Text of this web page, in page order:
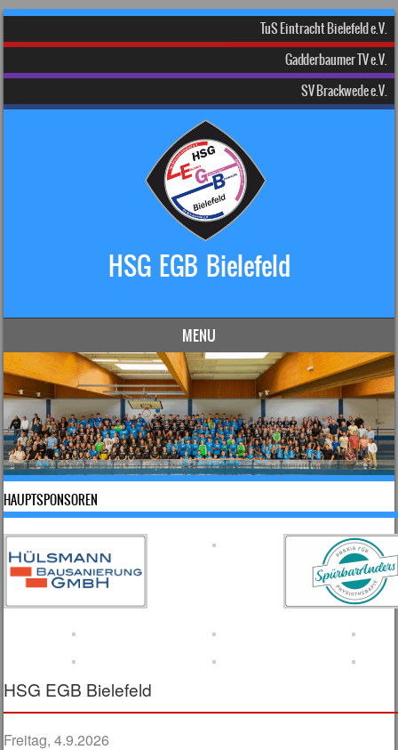
TuS Eintracht Bielefeld e.V.
Gadderbaumer TV e.V.
SV Brackwede e.V.
HSG EGB Bielefeld
MENU
Skip to content
HAUPTSPONSOREN
HSG EGB Bielefeld
Freitag, 4.9.2026